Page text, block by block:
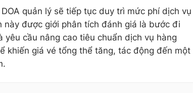
quản lý sẽ tiếp tục duy trì mức phí dịch vụ
được giới phân tích đánh giá là bước đi
cầu nâng cao tiêu chuẩn dịch vụ hàng
khiến giá vé tổng thể tăng, tác động đến một